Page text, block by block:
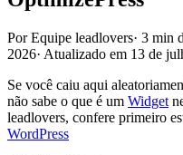
Por Equipe leadlovers· 3 min
2026· Atualizado em 13 de
Se você caiu aqui
não sabe o que é um Widget
leadlovers, confere primeiro
WordPress